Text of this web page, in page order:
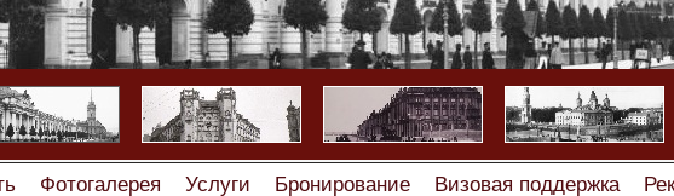
Фотогалерея Услуги Бронирование Визовая поддержка